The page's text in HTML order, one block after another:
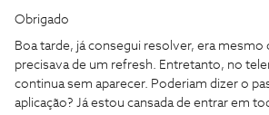
Obrigado
Boa tarde, já consegui resolver, era mesmo
precisava de um refresh. Entretanto, no
continua sem aparecer. Poderiam dizer o
aplicação? Já estou cansada de entrar em